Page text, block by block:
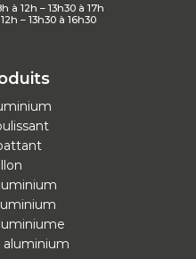
12h – 13h30 à 17h
– 13h30 à 16h30
aluminium